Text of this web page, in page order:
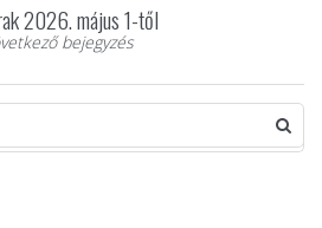
2026. május 1-től
bejegyzés